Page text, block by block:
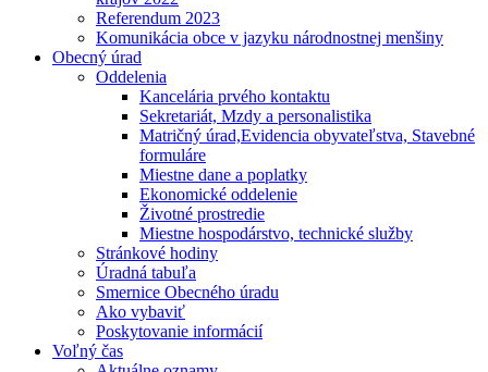
Referendum 2023
Komunikácia obce v jazyku národnostnej menšiny
Obecný úrad
Oddelenia
Kancelária prvého kontaktu
Sekretariát, Mzdy a personalistika
Matričný úrad,Evidencia obyvateľstva, Stavebné
formuláre
Miestne dane a poplatky
Ekonomické oddelenie
Životné prostredie
Miestne hospodárstvo, technické služby
Stránkové hodiny
Úradná tabuľa
Smernice Obecného úradu
Ako vybaviť
Poskytovanie informácií
Voľný čas